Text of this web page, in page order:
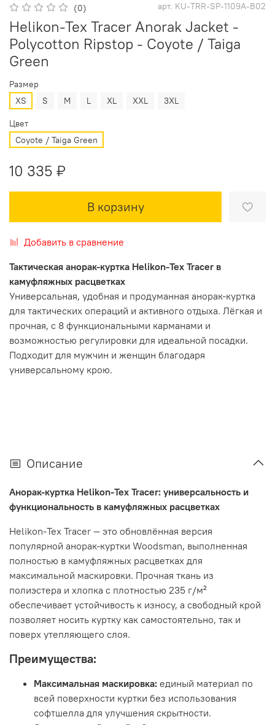
(0) арт. KU-TRR-SP-1109A-B02
Helikon-Tex Tracer Anorak Jacket -
Polycotton Ripstop - Coyote / Taiga
Green
Размер
XS
S M L XL XXL 3XL
Цвет
Coyote / Taiga Green
10 335 ₽
В корзину
Добавить в сравнение
Тактическая анорак-куртка Helikon-Tex Tracer в
камуфляжных расцветках
Универсальная, удобная и продуманная анорак-куртка
для тактических операций и активного отдыха. Лёгкая и
прочная, с 8 функциональными карманами и
возможностью регулировки для идеальной посадки.
Подходит для мужчин и женщин благодаря
универсальному крою.
Описание
Анорак-куртка Helikon-Tex Tracer: универсальность и
функциональность в камуфляжных расцветках
Helikon-Tex Tracer — это обновлённая версия
популярной анорак-куртки Woodsman, выполненная
полностью в камуфляжных расцветках для
максимальной маскировки. Прочная ткань из
полиэстера и хлопка с плотностью 235 г/м²
обеспечивает устойчивость к износу, а свободный крой
позволяет носить куртку как самостоятельно, так и
поверх утепляющего слоя.
Преимущества:
Максимальная маскировка: единый материал по
всей поверхности куртки без использования
софтшелла для улучшения скрытности.